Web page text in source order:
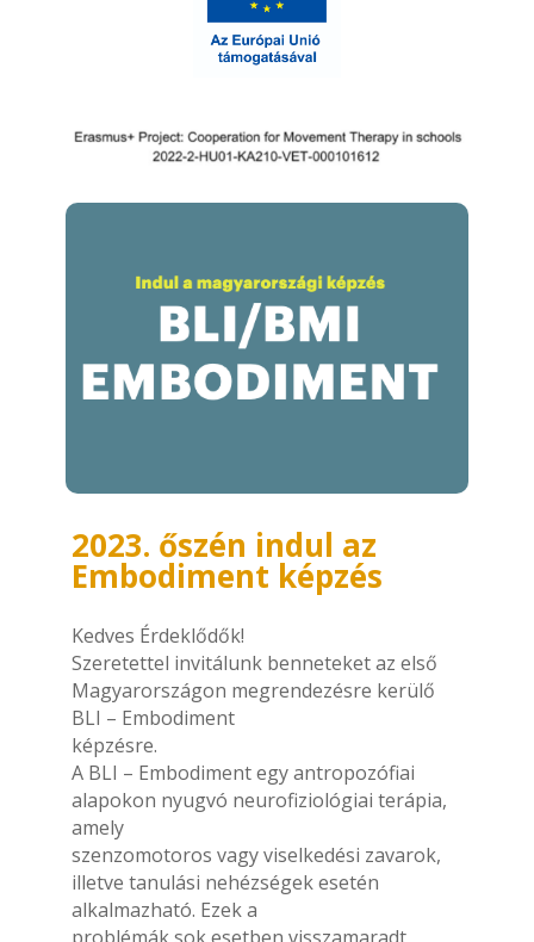
2023. őszén indul az
Embodiment képzés
Kedves Érdeklődők!
Szeretettel invitálunk benneteket az első
Magyarországon megrendezésre kerülő
BLI – Embodiment
képzésre.
A BLI – Embodiment egy antropozófiai
alapokon nyugvó neurofiziológiai terápia,
amely
szenzomotoros vagy viselkedési zavarok,
illetve tanulási nehézségek esetén
alkalmazható. Ezek a